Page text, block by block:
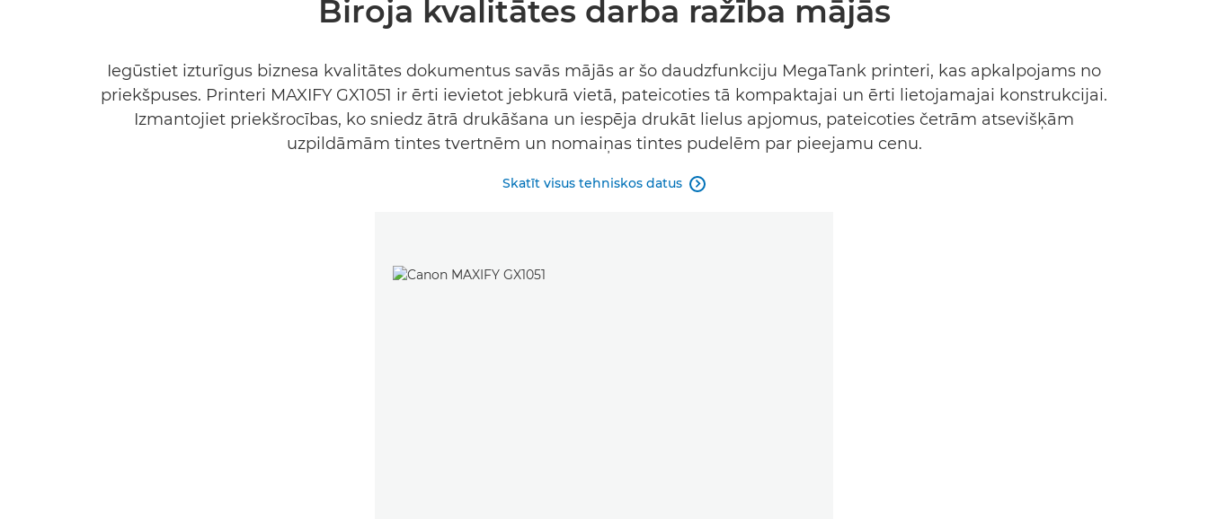
Biroja kvalitātes darba ražība mājās
Iegūstiet izturīgus biznesa kvalitātes dokumentus savās mājās ar šo daudzfunkciju MegaTank printeri, kas apkalpojams no
priekšpuses. Printeri MAXIFY GX1051 ir ērti ievietot jebkurā vietā, pateicoties tā kompaktajai un ērti lietojamajai konstrukcijai.
Izmantojiet priekšrocības, ko sniedz ātrā drukāšana un iespēja drukāt lielus apjomus, pateicoties četrām atsevišķām
uzpildāmām tintes tvertnēm un nomaiņas tintes pudelēm par pieejamu cenu.
Skatīt visus tehniskos datus 